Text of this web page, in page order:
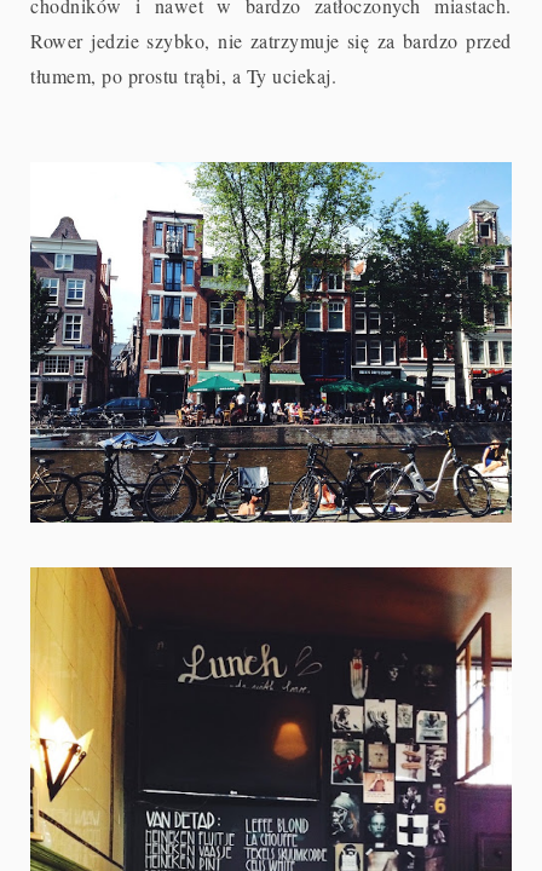
chodników i nawet w bardzo zatłoczonych miastach.
Rower jedzie szybko, nie zatrzymuje się za bardzo przed
tłumem, po prostu trąbi, a Ty uciekaj.